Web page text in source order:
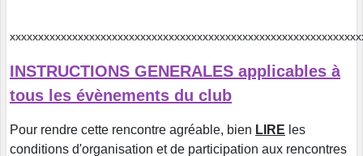
INSTRUCTIONS GENERALES applicables à
tous les évènements du club
Pour rendre cette rencontre agréable, bien LIRE les
conditions d'organisation et de participation aux rencontres